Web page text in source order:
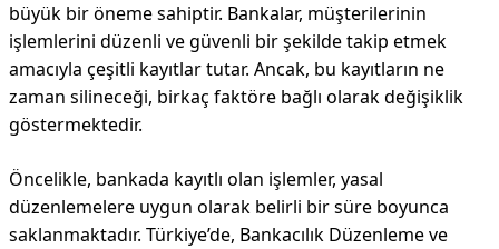
büyük bir öneme sahiptir. Bankalar, müşterilerinin
işlemlerini düzenli ve güvenli bir şekilde takip etmek
amacıyla çeşitli kayıtlar tutar. Ancak, bu kayıtların ne
zaman silineceği, birkaç faktöre bağlı olarak değişiklik
göstermektedir.
Öncelikle, bankada kayıtlı olan işlemler, yasal
düzenlemelere uygun olarak belirli bir süre boyunca
saklanmaktadır. Türkiye’de, Bankacılık Düzenleme ve